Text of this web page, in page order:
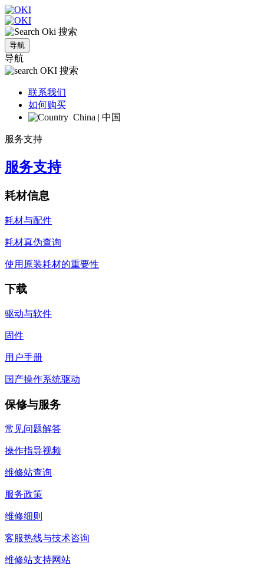
搜索
导航
导航
搜索
联系我们
如何购买
China | 中国
服务支持
服务支持
耗材信息
耗材与配件
耗材真伪查询
使用原装耗材的重要性
下载
驱动与软件
固件
用户手册
国产操作系统驱动
保修与服务
常见问题解答
操作指导视频
维修站查询
服务政策
维修细则
客服热线与技术咨询
维修站支持网站